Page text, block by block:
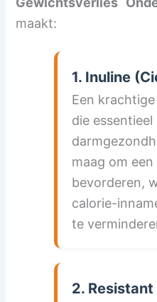
maakt:
1. Inuline
Een
die
maag om
bevorderen,
calorie-
te
2.